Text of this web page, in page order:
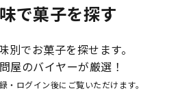
で菓子を探す
別でお菓子を探せます。
屋のバイヤーが厳選！
ログイン後にご覧いただけます。